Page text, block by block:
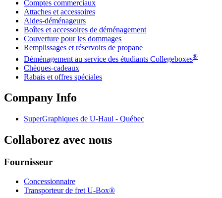
Comptes commerciaux
Attaches et accessoires
Aides-déménageurs
Boîtes et accessoires de déménagement
Couverture pour les dommages
Remplissages et réservoirs de propane
Déménagement au service des étudiants Collegeboxes®
Chèques-cadeaux
Rabais et offres spéciales
Company Info
SuperGraphiques de U-Haul - Québec
Collaborez avec nous
Fournisseur
Concessionnaire
Transporteur de fret U-Box®